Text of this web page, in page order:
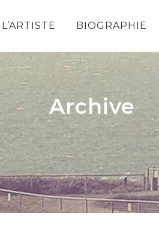
L’ARTISTE BIOGRAPHIE
Archive